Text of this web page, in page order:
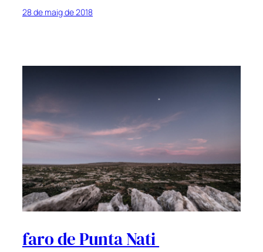
28 de maig de 2018
faro de Punta Nati